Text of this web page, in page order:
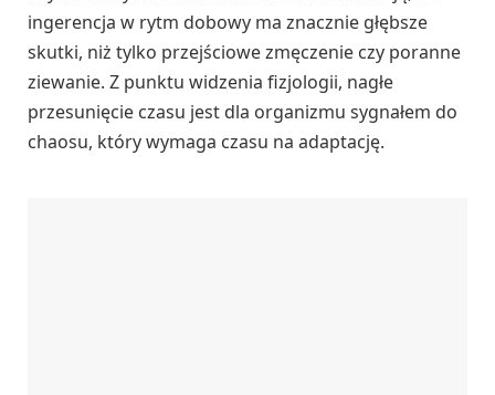
ingerencja w rytm dobowy ma znacznie głębsze
skutki, niż tylko przejściowe zmęczenie czy poranne
ziewanie. Z punktu widzenia fizjologii, nagłe
przesunięcie czasu jest dla organizmu sygnałem do
chaosu, który wymaga czasu na adaptację.